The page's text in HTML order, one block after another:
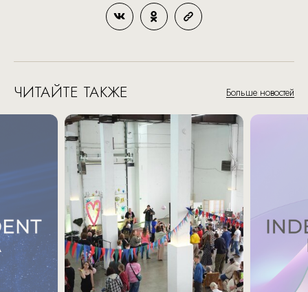
ЧИТАЙТЕ ТАКЖЕ Больше новостей